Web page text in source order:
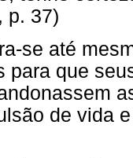
p. 37)
se até
para que
de vida